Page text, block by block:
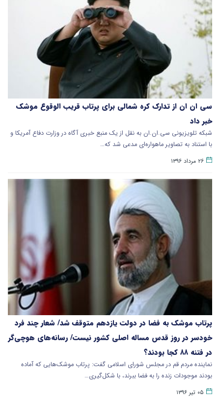
سی ان ان از تدارک کره شمالی برای پرتاب قریب الوقوع موشک
خبر داد
شبکه تلویزیونی سی.ان.ان به نقل از یک منبع خبری آگاه در وزارت دفاع آمریکا و
با استناد به تصاویر ماهواره‌ای مدعی شد که…
۲۶ مرداد ۱۳۹۶
پرتاب موشک به فضا در دولت یازدهم متوقف شد/ شعار چند فرد
خودسر در روز قدس مساله اصلی کشور نیست/ رسانه‌های هوچی‌گر
در فتنه ۸۸ کجا بودند؟
نماینده مردم قم در مجلس شورای اسلامی گفت: پرتاب موشک‌هایی که آماده
بودند موجودات زنده را به فضا ببرند، با شکل‌گیری…
۰۵ تیر ۱۳۹۶